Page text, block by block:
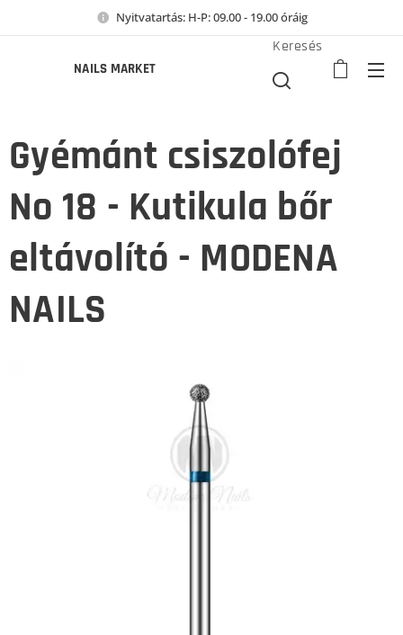
Nyitvatartás: H-P: 09.00 - 19.00 óráig
NAILS MARKET
Keresés
Gyémánt csiszolófej
No 18 - Kutikula bőr
eltávolító - MODENA
NAILS